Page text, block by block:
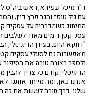
ד"ר מיכל שפירא, ראש ביה"ס
עם גיל טופז והגר פרץ דיין,
המיתוג כשמדברים על עסקים
עסק קטן דומים מאוד לשלבים
"דווקא היום, בעידן הדיגיטלי,
מאפשרות גם לסעלי עסקים
ולספר בצורה טובה את
הדיגיטלי. קודם כל צריך
אנחנו כאן, ומה מייחד אותנו.
שלנו. דרך טובה לעשות את זה